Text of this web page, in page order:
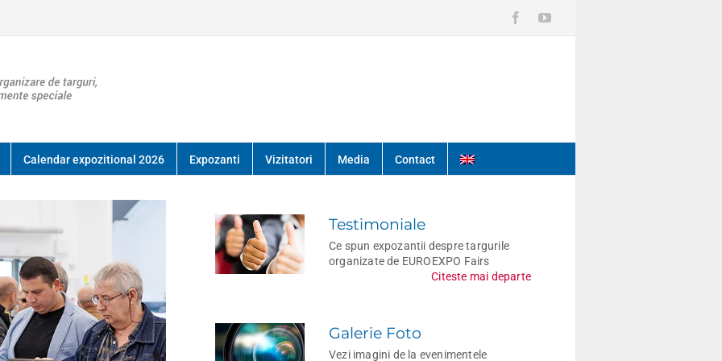
FacebookYouTube
Calendar expozitional 2026 Expozanti Vizitatori Media Contact
Testimoniale
Ce spun expozantii despre targurile
organizate de EUROEXPO Fairs
Citeste mai departe
Galerie Foto
Vezi imagini de la evenimentele